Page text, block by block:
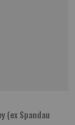
(ex Spandau